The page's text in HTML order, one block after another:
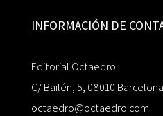
INFORMACIÓN DE
Editorial Octaedro
C/ Bailén, 5, 08010 Barcelona
octaedro@octaedro.com